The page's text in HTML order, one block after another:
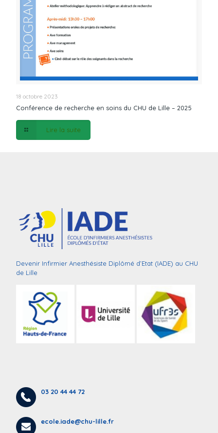
18 octobre 2023
Conférence de recherche en soins du CHU de Lille – 2025
Lire la suite
Devenir Infirmier Anesthésiste Diplômé d’Etat (IADE) au CHU
de Lille
03 20 44 44 72
ecole.iade@chu-lille.fr